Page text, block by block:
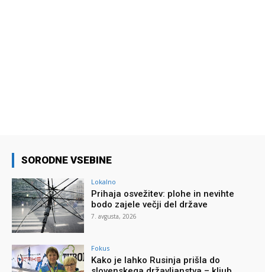
SORODNE VSEBINE
Lokalno
Prihaja osvežitev: plohe in nevihte
bodo zajele večji del države
7. avgusta, 2026
Fokus
Kako je lahko Rusinja prišla do